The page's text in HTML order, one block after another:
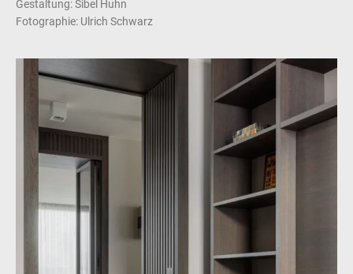
Gestaltung: Sibel Huhn
Fotographie: Ulrich Schwarz